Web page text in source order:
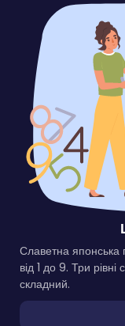
Славетна японська
від 1 до 9. Три
складний.